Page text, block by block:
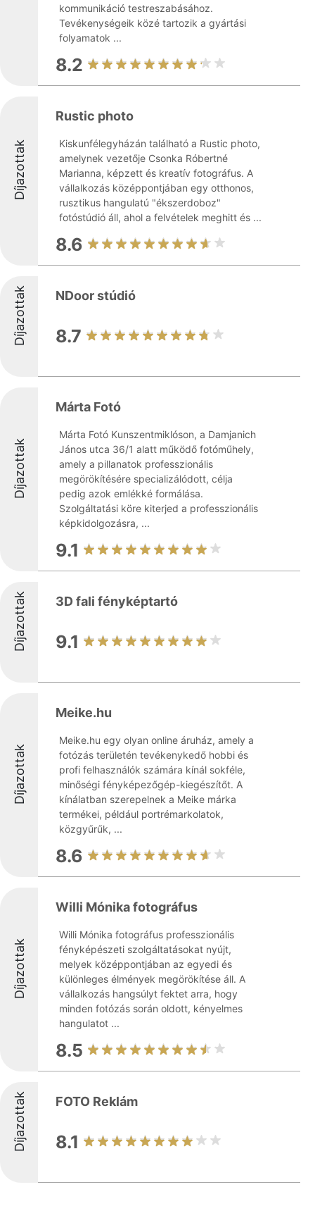
kommunikáció testreszabásához.
Tevékenységeik közé tartozik a gyártási
folyamatok ...
8.2
Díjazottak
Rustic photo
Kiskunfélegyházán található a Rustic photo,
amelynek vezetője Csonka Róbertné
Marianna, képzett és kreatív fotográfus. A
vállalkozás középpontjában egy otthonos,
rusztikus hangulatú "ékszerdoboz"
fotóstúdió áll, ahol a felvételek meghitt és ...
8.6
Díjazottak NDoor stúdió
8.7
Díjazottak
Márta Fotó
Márta Fotó Kunszentmiklóson, a Damjanich
János utca 36/1 alatt működő fotóműhely,
amely a pillanatok professzionális
megörökítésére specializálódott, célja
pedig azok emlékké formálása.
Szolgáltatási köre kiterjed a professzionális
képkidolgozásra, ...
9.1
Díjazottak 3D fali fényképtartó
9.1
Díjazottak
Meike.hu
Meike.hu egy olyan online áruház, amely a
fotózás területén tevékenykedő hobbi és
profi felhasználók számára kínál sokféle,
minőségi fényképezőgép-kiegészítőt. A
kínálatban szerepelnek a Meike márka
termékei, például portrémarkolatok,
közgyűrűk, ...
8.6
Díjazottak
Willi Mónika fotográfus
Willi Mónika fotográfus professzionális
fényképészeti szolgáltatásokat nyújt,
melyek középpontjában az egyedi és
különleges élmények megörökítése áll. A
vállalkozás hangsúlyt fektet arra, hogy
minden fotózás során oldott, kényelmes
hangulatot ...
8.5
Díjazottak FOTO Reklám
8.1